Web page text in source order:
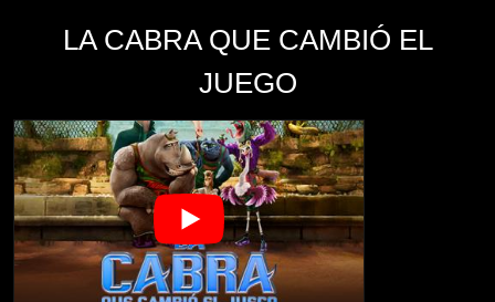
LA CABRA QUE CAMBIÓ EL
JUEGO